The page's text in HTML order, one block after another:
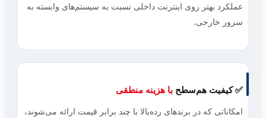
عملکرد بهتر روی اینترنت داخلی نسبت به سیستم‌های وابسته به
سرور خارجی.
✅ کیفیت هم‌سطح با هزینه منطقی
امکاناتی که در برندهای رده‌بالا با چند برابر قیمت ارائه می‌شوند،